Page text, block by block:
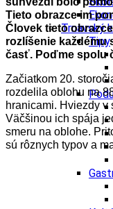
Trnavský
Tipy
Tieto obrazce im
Človek tieto
rozlíšenie každému
časť. Poďme spolu
Začiatkom 20.
rozdelila oblohu na
hranicami. Hviezdy
Väčšinou ich spája
smeru na oblohe.
sú rôznych typov a